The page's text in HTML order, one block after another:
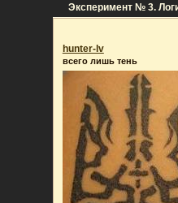
Эксперимент № 3.
hunter-lv
всего лишь тень